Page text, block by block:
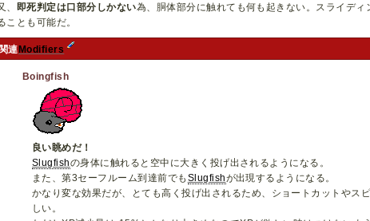
、 即死判定は口部分しかない為、胴体部分に触れても何も起きない。スライディ
ことも可能だ。
関連 Modifiers
Boingfish
良い眺めだ！
Slugfishの身体に触れると空中に大きく投げ出されるようになる。
また、第3セーフルーム到達前でも Slugfishが出現するようになる。
かなり変な効果だが、とても高く投げ出されるため、ショートカットやス
しい。